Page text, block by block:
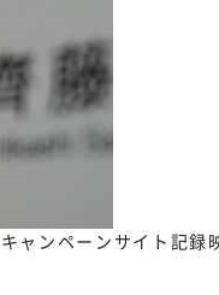
キャンペーンサイト 記録